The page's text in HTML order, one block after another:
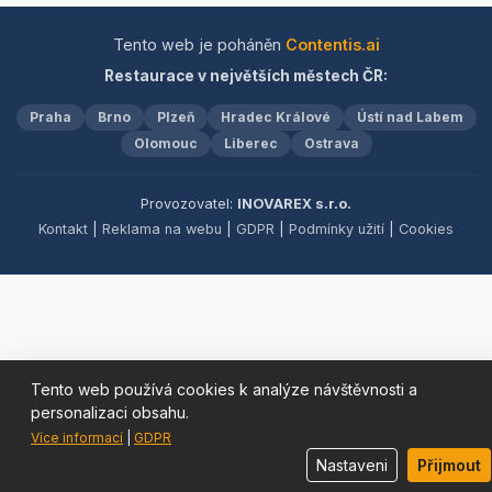
Tento web používá cookies k analýze návštěvnosti a
personalizaci obsahu.
Více informací GDPR
Nastaveni Přijmout
míst, včetně jedinečné
střechou, která poskytuje
nezapomenutelnou
příležitost. Nabízíme
ideální prostředí pro
koncertů. Dopřejte si
večeři v naší zimní
kouzlem jedinečné
Tento web je poháněn Contentis.ai
Restaurace v největších městech ČR:
Praha Brno Plzeň Hradec Králové
Ústí nad Labem
Olomouc
Liberec Ostrava
Provozovatel: INOVAREX s.r.o.
Kontakt
Reklama na webu GDPR Podmínky užití Cookies